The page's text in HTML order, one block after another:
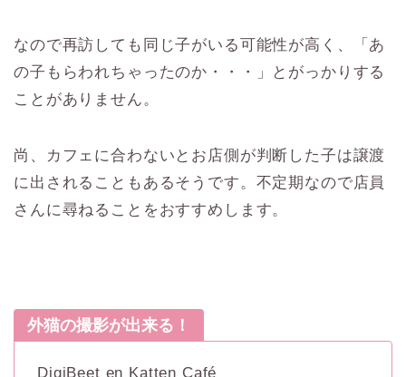
なので再訪しても同じ子がいる可能性が高く、「あ
の子もらわれちゃったのか・・・」とがっかりする
ことがありません。
尚、カフェに合わないとお店側が判断した子は譲渡
に出されることもあるそうです。不定期なので店員
さんに尋ねることをおすすめします。
外猫の撮影が出来る！
DigiBeet en Katten Café